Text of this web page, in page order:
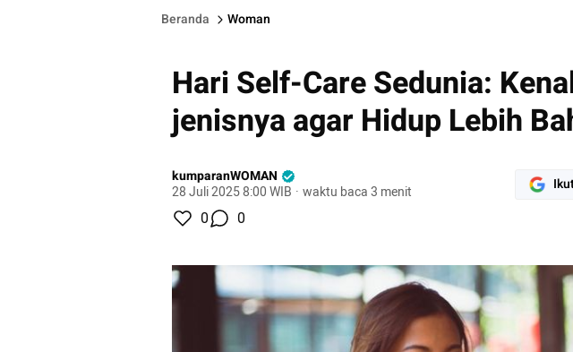
Beranda Woman
Hari Self-Care Sedunia:
jenisnya agar Hidup Lebih
kumparanWOMAN
28 Juli 2025 8:00 WIB · waktu baca 3 menit
0 0